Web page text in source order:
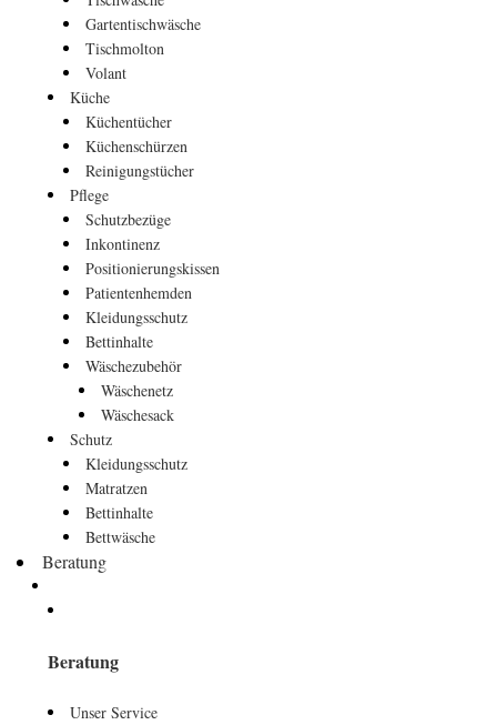
Gartentischwäsche
Tischmolton
Volant
Küche
Küchentücher
Küchenschürzen
Reinigungstücher
Pflege
Schutzbezüge
Inkontinenz
Positionierungskissen
Patientenhemden
Kleidungsschutz
Bettinhalte
Wäschezubehör
Wäschenetz
Wäschesack
Schutz
Kleidungsschutz
Matratzen
Bettinhalte
Bettwäsche
Beratung
Beratung
Unser Service